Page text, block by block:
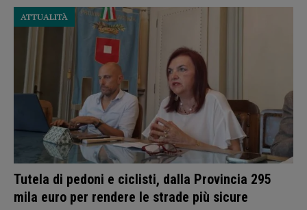
Tutela di pedoni e ciclisti, dalla Provincia 295
mila euro per rendere le strade più sicure
ATTUALITÀ